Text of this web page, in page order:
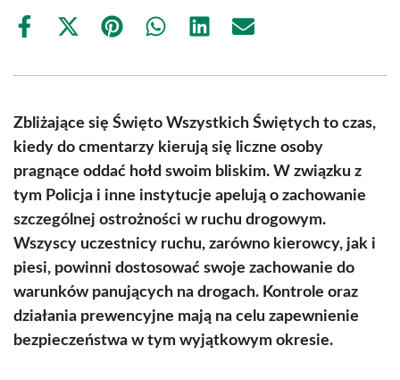
Share
Share
(Twitter)
Share Share Share Share
Zbliżające się Święto Wszystkich Świętych to czas,
kiedy do cmentarzy kierują się liczne osoby
pragnące oddać hołd swoim bliskim. W związku z
tym Policja i inne instytucje apelują o zachowanie
szczególnej ostrożności w ruchu drogowym.
Wszyscy uczestnicy ruchu, zarówno kierowcy, jak i
piesi, powinni dostosować swoje zachowanie do
warunków panujących na drogach. Kontrole oraz
działania prewencyjne mają na celu zapewnienie
bezpieczeństwa w tym wyjątkowym okresie.